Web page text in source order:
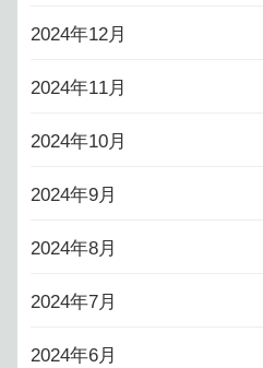
2024年12月
2024年11月
2024年10月
2024年9月
2024年8月
2024年7月
2024年6月